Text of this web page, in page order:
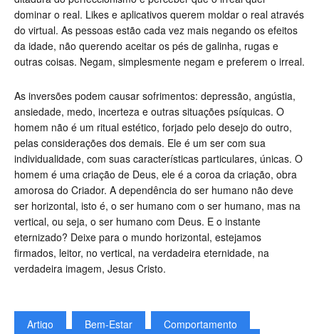
dominar o real. Likes e aplicativos querem moldar o real através
do virtual. As pessoas estão cada vez mais negando os efeitos
da idade, não querendo aceitar os pés de galinha, rugas e
outras coisas. Negam, simplesmente negam e preferem o irreal.
As inversões podem causar sofrimentos: depressão, angústia,
ansiedade, medo, incerteza e outras situações psíquicas. O
homem não é um ritual estético, forjado pelo desejo do outro,
pelas considerações dos demais. Ele é um ser com sua
individualidade, com suas características particulares, únicas. O
homem é uma criação de Deus, ele é a coroa da criação, obra
amorosa do Criador. A dependência do ser humano não deve
ser horizontal, isto é, o ser humano com o ser humano, mas na
vertical, ou seja, o ser humano com Deus. E o instante
eternizado? Deixe para o mundo horizontal, estejamos
firmados, leitor, no vertical, na verdadeira eternidade, na
verdadeira imagem, Jesus Cristo.
Artigo Bem-Estar Comportamento